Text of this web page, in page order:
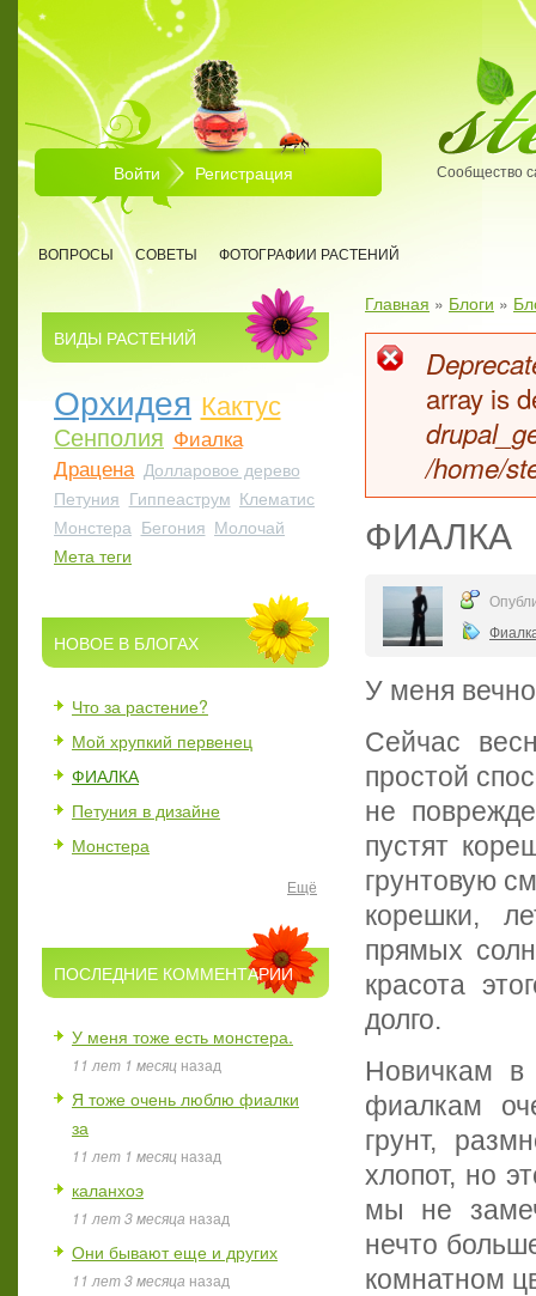
Перейти к основному содержанию
Войти Регистрация Сообщество
ВОПРОСЫ СОВЕТЫ ФОТОГРАФИИ РАСТЕНИЙ
ВИДЫ РАСТЕНИЙ
Орхидея Кактус
Сенполия Фиалка
Драцена Долларовое дерево
Петуния Гиппеаструм Клематис
Монстера Бегония Молочай
Мета теги
НОВОЕ В БЛОГАХ
Что за растение?
Мой хрупкий первенец
ФИАЛКА
Петуния в дизайне
Монстера
Ещё
ПОСЛЕДНИЕ КОММЕНТАРИИ
У меня тоже есть монстера.
11 лет 1 месяц назад
Я тоже очень люблю фиалки
за
11 лет 1 месяц назад
каланхоэ
11 лет 3 месяца назад
Они бывают еще и других
11 лет 3 месяца назад
Вы здесь
Главная » Блоги »
array is
/home/
ФИАЛКА
У меня
Сейчас
простой
не
пустят
грунтовую
корешки,
прямых
красота
долго.
Новичкам в
фиалкам
грунт,
хлопот, но
мы не
нечто
комнатном